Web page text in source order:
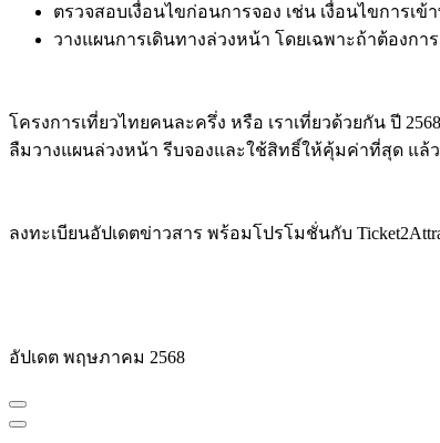
ตรวจสอบเงื่อนไขก่อนการจอง เช่น เงื่อนไขการเ
วางแผนการเดินทางล่วงหน้า โดยเฉพาะถ้าต้องกา
โครงการเที่ยวไทยคนละครึ่ง หรือ เราเที่ยวด้วยกัน ปี
ลืมวางแผนล่วงหน้า รีบจองและใช้สิทธิ์ให้คุ้มค่าที่สุด แล้
ลงทะเบียนอัปเดตข่าวสาร พร้อมโปรโมชั่นกับ
อัปเดต พฤษภาคม 2568